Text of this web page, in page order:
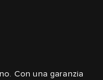
Con una garanzia